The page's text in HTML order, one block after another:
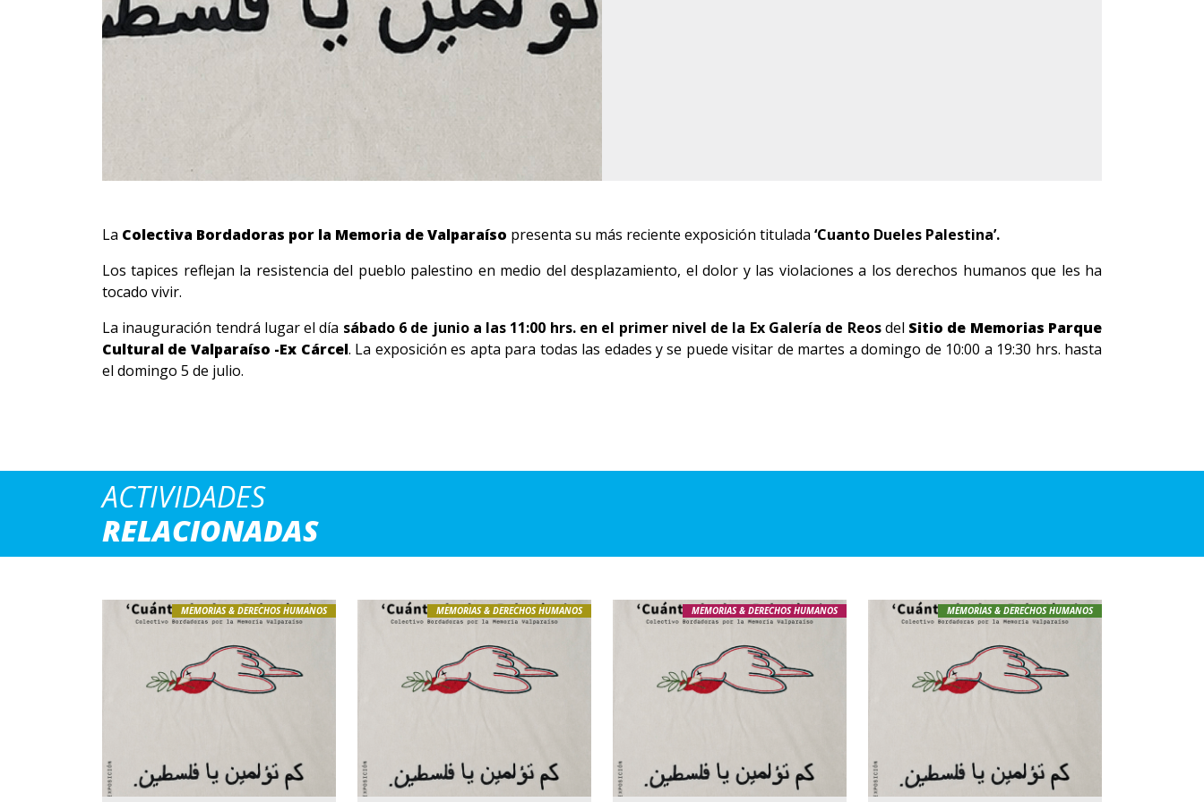
La Colectiva Bordadoras por la Memoria de Valparaíso presenta su más reciente exposición titulada ‘Cuanto Dueles Palestina’.
Los tapices reflejan la resistencia del pueblo palestino en medio del desplazamiento, el dolor y las violaciones a los derechos humanos que les ha
tocado vivir.
La inauguración tendrá lugar el día sábado 6 de junio a las 11:00 hrs. en el primer nivel de la Ex Galería de Reosdel Sitio de Memorias Parque
Cultural de Valparaíso -Ex Cárcel. La exposición es apta para todas las edades y se puede visitar de martes a domingo de 10:00 a 19:30 hrs. hasta
el domingo 5 de julio.
ACTIVIDADES
RELACIONADAS
MEMORIAS & DERECHOS HUMANOS MEMORIAS & DERECHOS HUMANOS MEMORIAS & DERECHOS HUMANOS MEMORIAS & DERECHOS HUMANOS